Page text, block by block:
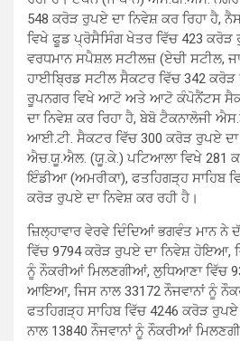
548 ਕਰੋੜ ਰੁਪਏ ਦਾ ਨਿਵੇਸ਼ ਕਰ ਰਿਹਾ ਹੈ,
ਵਿਖੇ ਫੂਡ ਪ੍ਰੋਸੈਸਿੰਗ ਖੇਤਰ ਵਿੱਚ 423 ਕਰੋੜ
ਵਰਧਮਾਨ ਸਪੈਸ਼ਲ ਸਟੀਲਜ਼ (ਏਚੀ ਸਟੀਲ,
ਹਾਈਬ੍ਰਿਡ ਸਟੀਲ ਸੈਕਟਰ ਵਿੱਚ 342
ਰੂਪਨਗਰ ਵਿਖੇ ਆਟੋ ਅਤੇ ਆਟੋ ਕੰਪੋਨੈਂਟਸ
ਦਾ ਨਿਵੇਸ਼ ਕਰ ਰਿਹਾ ਹੈ, ਬੇਬੋ ਟੈਕਨਾਲੋਜੀ
ਆਈ.ਟੀ. ਸੈਕਟਰ ਵਿੱਚ 300 ਕਰੋੜ ਰੁਪਏ ਦਾ
ਐਚ.ਯੂ.ਐਲ. (ਯੂ.ਕੇ.) ਪਟਿਆਲਾ ਵਿਖੇ 281
ਇੰਡੀਆ (ਅਮਰੀਕਾ), ਫਤਹਿਗੜ੍ਹ ਸਾਹਿਬ
ਕਰੋੜ ਰੁਪਏ ਦਾ ਨਿਵੇਸ਼ ਕਰ ਰਹੀ ਹੈ।
ਜ਼ਿਲ੍ਹਾਵਾਰ ਵੇਰਵੇ ਦਿੰਦਿਆਂ ਭਗਵੰਤ ਮਾਨ
ਵਿੱਚ 9794 ਕਰੋੜ ਰੁਪਏ ਦਾ ਨਿਵੇਸ਼ ਹੋਇਆ,
ਨੂੰ ਨੌਕਰੀਆਂ ਮਿਲਣਗੀਆਂ, ਲੁਧਿਆਣਾ ਵਿੱਚ
ਆਇਆ, ਜਿਸ ਨਾਲ 33172 ਨੌਜਵਾਨਾਂ ਨੂੰ
ਫਤਹਿਗੜ੍ਹ ਸਾਹਿਬ ਵਿੱਚ 4246 ਕਰੋੜ
ਨਾਲ 13840 ਨੌਜਵਾਨਾਂ ਨੂੰ ਨੌਕਰੀਆਂ